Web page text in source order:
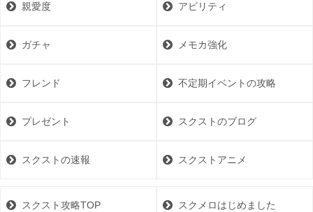
親愛度 アビリティ
ガチャ メモカ強化
フレンド 不定期イベントの攻略
プレゼント スクストのブログ
スクストの速報 スクストアニメ
スクスト攻略TOP スクメロはじめました